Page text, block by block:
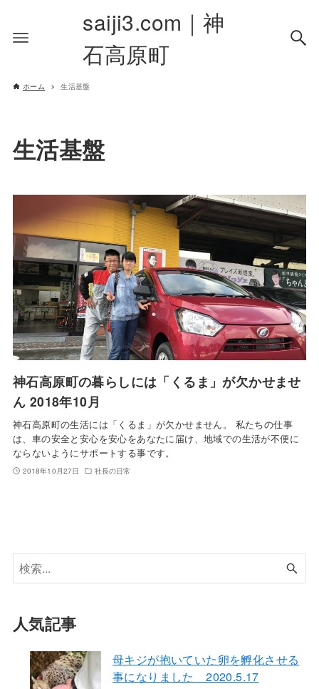
saiji3.com｜神
石高原町
ホーム 生活基盤
生活基盤
神石高原町の暮らしには「くるま」が欠かせませ
ん 2018年10月
神石高原町の生活には「くるま」が欠かせません。 私たちの仕事
は、車の安全と安心を安心をあなたに届け、地域での生活が不便に
ならないようにサポートする事です。
2018年10月27日 社長の日常
人気記事
母キジが抱いていた卵を孵化させる
事になりました 2020.5.17